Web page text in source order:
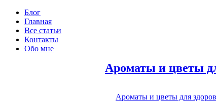
Блог
Главная
Все статьи
Контакты
Обо мне
Ароматы и цветы
Ароматы и цветы для